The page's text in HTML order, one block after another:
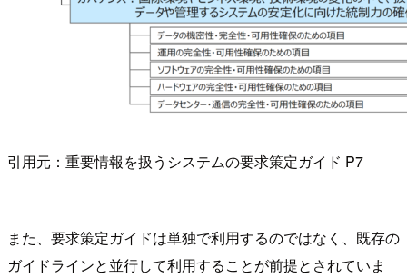
引用元：重要情報を扱うシステムの要求策定ガイド P7
また、要求策定ガイドは単独で利用するのではなく、既存の
ガイドラインと並行して利用することが前提とされていま